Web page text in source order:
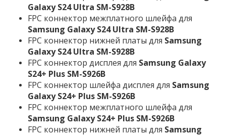
Galaxy S24 Ultra SM-S928B
FPC коннектор межплатного шлейфа для
Samsung Galaxy S24 Ultra SM-S928B
FPC коннектор нижней платы для Samsung
Galaxy S24 Ultra SM-S928B
FPC коннектор дисплея для Samsung Galaxy
S24+ Plus SM-S926B
FPC коннектор шлейфа дисплея для Samsung
Galaxy S24+ Plus SM-S926B
FPC коннектор межплатного шлейфа для
Samsung Galaxy S24+ Plus SM-S926B
FPC коннектор нижней платы для Samsung